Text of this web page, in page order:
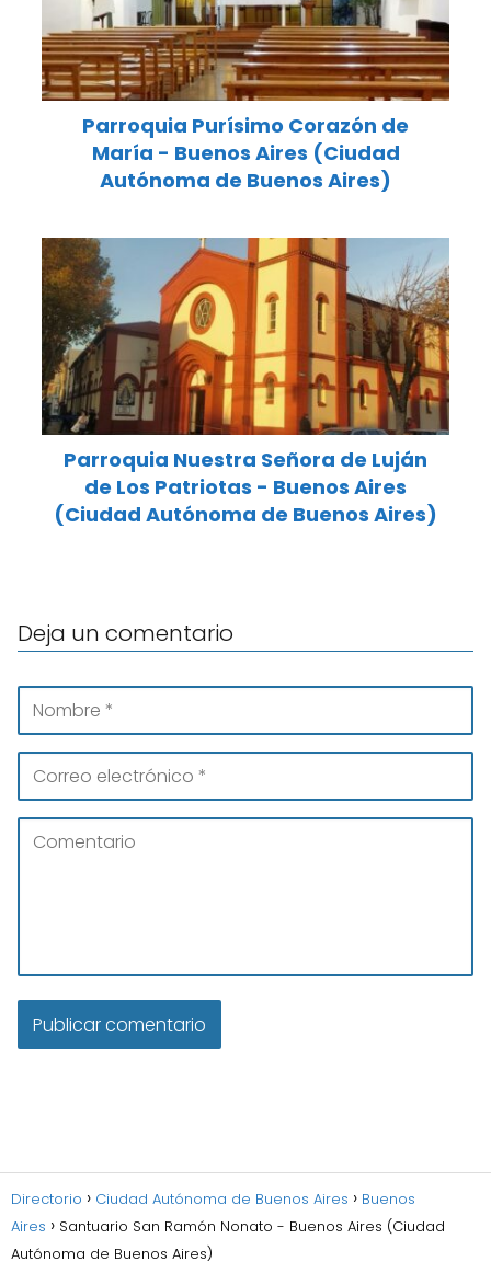
Parroquia Purísimo Corazón de
María - Buenos Aires (Ciudad
Autónoma de Buenos Aires)
Parroquia Nuestra Señora de Luján
de Los Patriotas - Buenos Aires
(Ciudad Autónoma de Buenos Aires)
Deja un comentario
Directorio Ciudad Autónoma de Buenos Aires
Buenos
Aires
Santuario San Ramón Nonato - Buenos Aires (Ciudad
Autónoma de Buenos Aires)